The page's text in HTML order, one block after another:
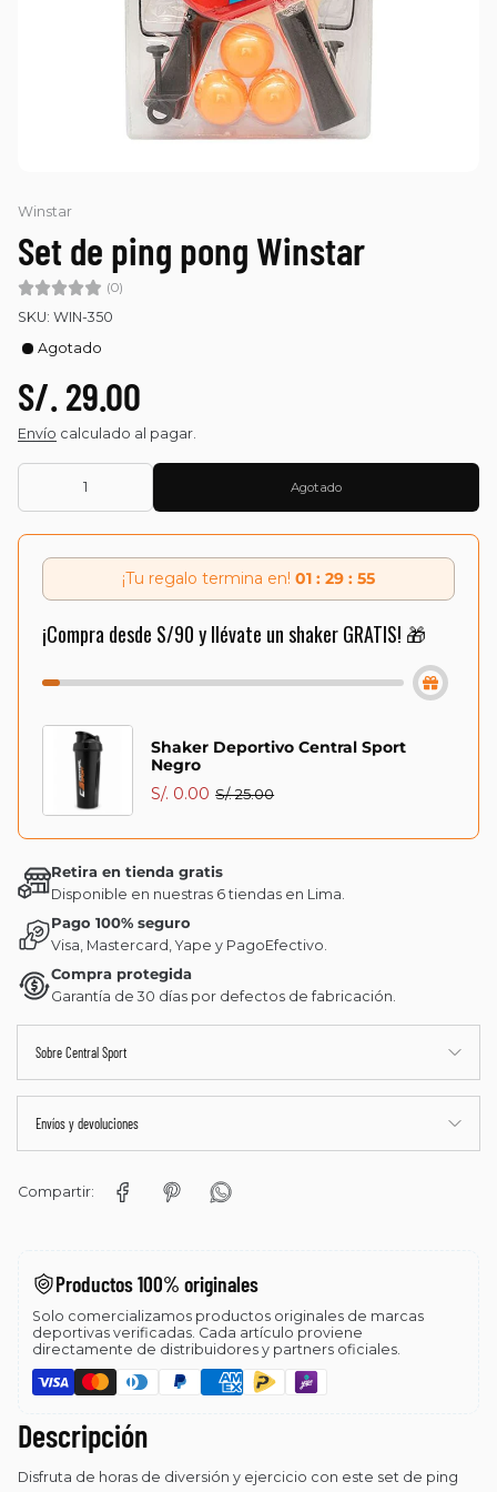
Winstar
Set de ping pong Winstar
(0)
SKU: WIN-350
Agotado
S/. 29.00
Envío calculado al pagar.
Agotado
¡Tu regalo termina en! 01 : 29 : 55
¡Compra desde S/90 y llévate un shaker GRATIS! 🎁
Shaker Deportivo Central Sport
Negro
S/. 0.00 S/. 25.00
Retira en tienda gratis
Disponible en nuestras 6 tiendas en Lima.
Pago 100% seguro
Visa, Mastercard, Yape y PagoEfectivo.
Compra protegida
Garantía de 30 días por defectos de fabricación.
Sobre Central Sport
Envíos y devoluciones
Compartir:
Productos 100% originales
Solo comercializamos productos originales de marcas
deportivas verificadas. Cada artículo proviene
directamente de distribuidores y partners oficiales.
Descripción
Disfruta de horas de diversión y ejercicio con este set de ping